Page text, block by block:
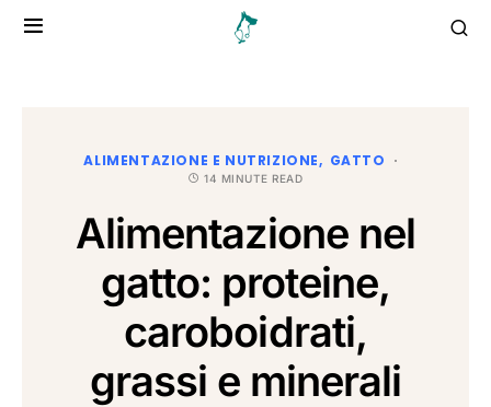
ALIMENTAZIONE E NUTRIZIONE GATTO
14 MINUTE READ
Alimentazione nel
gatto: proteine,
caroboidrati,
grassi e minerali